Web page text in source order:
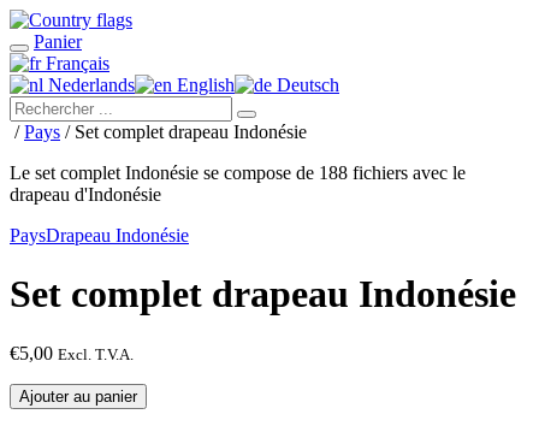
Panier
Français
Nederlands
English Deutsch
/Pays / Set complet drapeau Indonésie
Le set complet Indonésie se compose de 188 fichiers avec le
drapeau d'Indonésie
PaysDrapeau Indonésie
Set complet drapeau Indonésie
€5,00 Excl. T.V.A.
quantité
de
Ajouter au panier